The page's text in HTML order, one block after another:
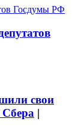
свои
|